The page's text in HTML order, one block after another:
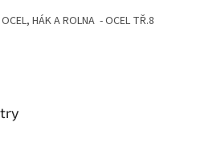
HÁK A ROLNA - OCEL TŘ.8